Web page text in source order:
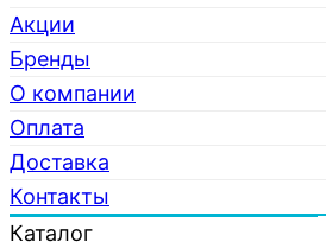
Акции
Бренды
О компании
Оплата
Доставка
Контакты
Каталог